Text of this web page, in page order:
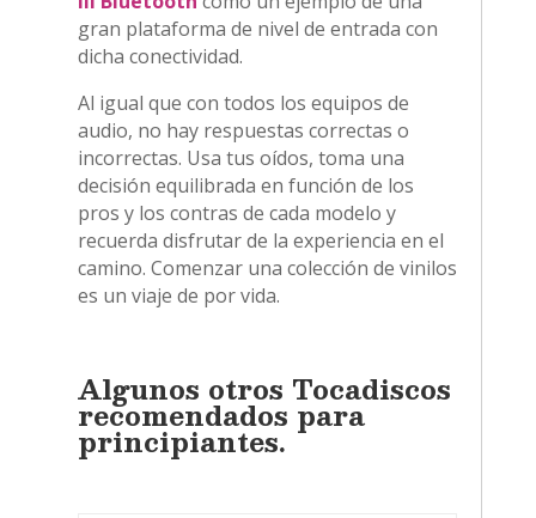
gran plataforma de nivel de entrada con
dicha conectividad.
Al igual que con todos los equipos de
audio, no hay respuestas correctas o
incorrectas. Usa tus oídos, toma una
decisión equilibrada en función de los
pros y los contras de cada modelo y
recuerda disfrutar de la experiencia en el
camino. Comenzar una colección de vinilos
es un viaje de por vida.
Algunos otros Tocadiscos
recomendados para
principiantes.